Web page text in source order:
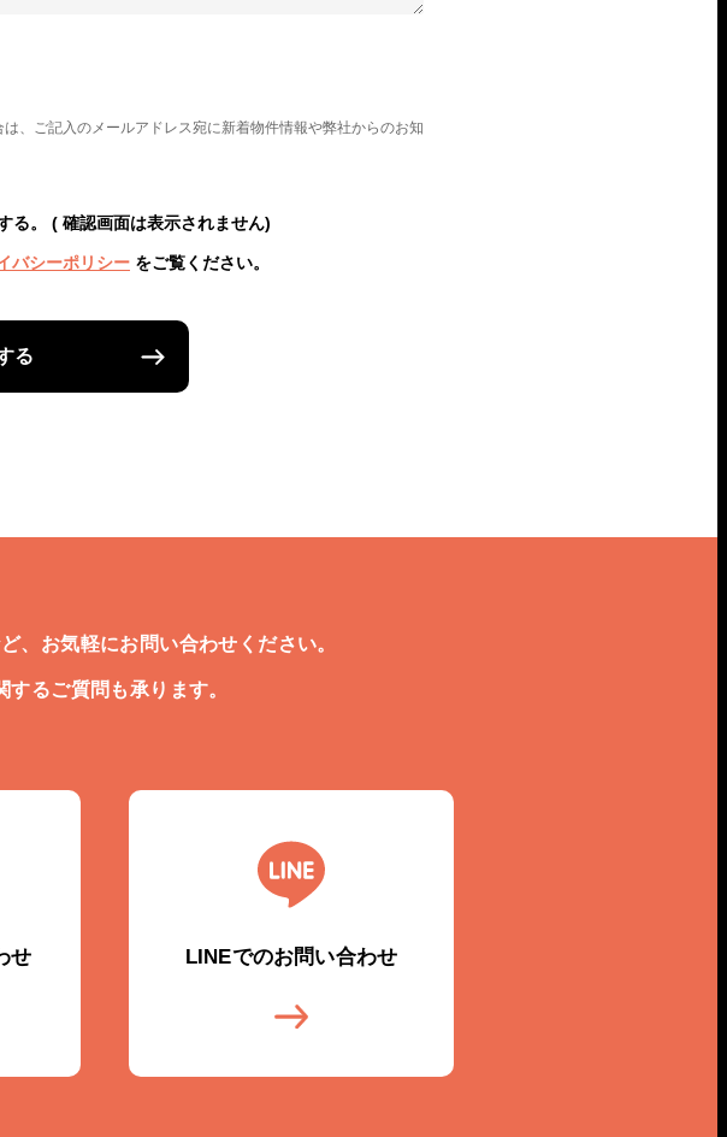
、ご記入のメールアドレス宛に新着物件情報や弊社からのお知
る。 ( 確認画面は表示されません)
バシーポリシー をご覧ください。
る
、お気軽にお問い合わせください。
るご質問も承ります。
せ LINEでのお問い合わせ